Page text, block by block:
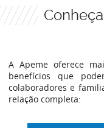
A Apeme oferece
benefícios que
colaboradores e
relação completa: